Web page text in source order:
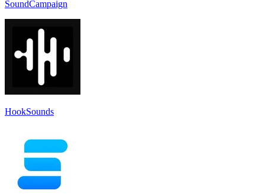
SoundCampaign
HookSounds